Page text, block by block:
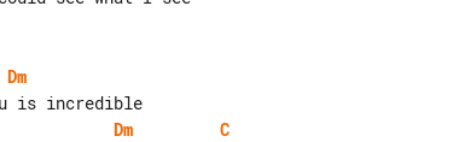
Dm
Dm
C